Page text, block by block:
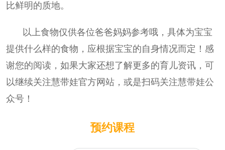
比鲜明的质地。
以上食物仅供各位爸爸妈妈参考哦，具体为宝宝
提供什么样的食物，应根据宝宝的自身情况而定！ 感
谢您的阅读，如果大家还想了解更多的育儿资讯，可
以继续关注慧带娃官方网站，或是扫码关注慧带娃公
众号！
预约课程